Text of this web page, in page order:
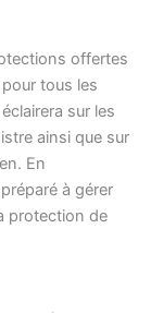
offertes
tous les
sur les
ainsi que sur
En
à gérer
protection de